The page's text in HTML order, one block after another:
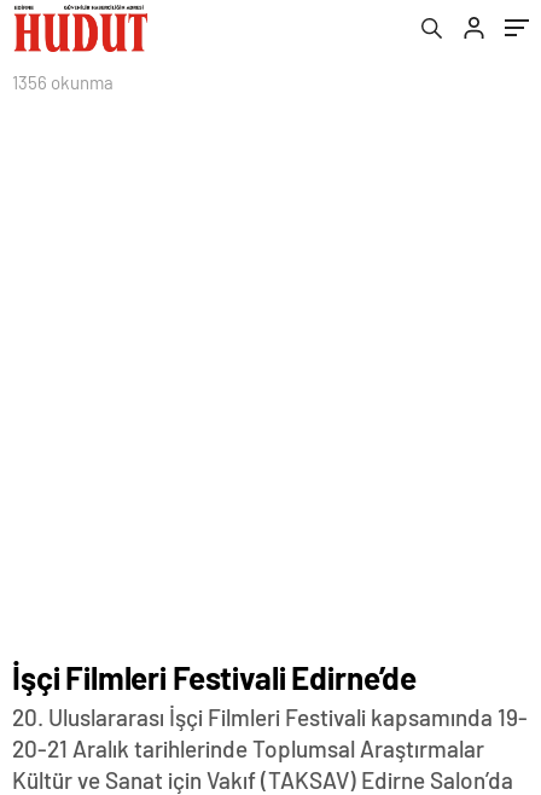
1356 okunma
İşçi Filmleri Festivali Edirne’de
20. Uluslararası İşçi Filmleri Festivali kapsamında 19-
20-21 Aralık tarihlerinde Toplumsal Araştırmalar
Kültür ve Sanat için Vakıf (TAKSAV) Edirne Salon’da